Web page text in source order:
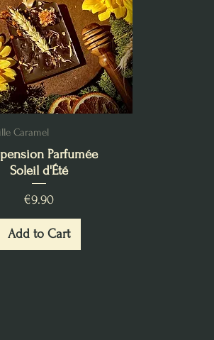
Caramel
Parfumée
Soleil d'Été
Price
€9.90
Add to Cart